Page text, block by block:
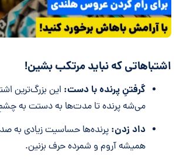
اشتباهاتی که نباید مرتکب بشین!
گرفتنِ پرنده با دست: این بزرگ‌ترین
می‌شه پرنده تا مدت‌ها به دستت به
داد زدن: پرنده‌ها حساسیت زیادی به
همیشه آروم و شمرده حرف بزنین.